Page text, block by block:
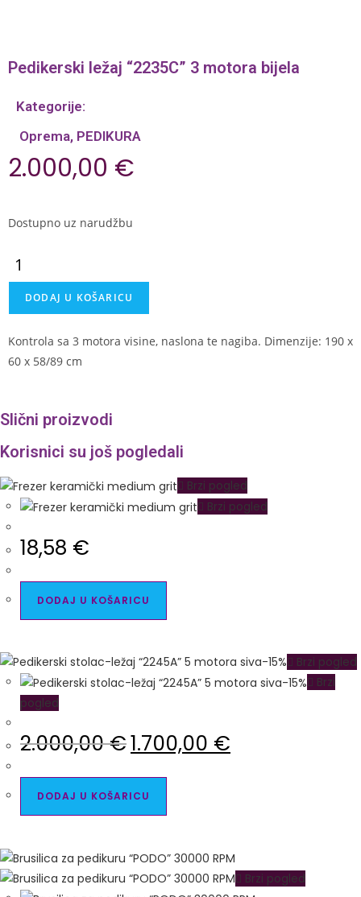
Pedikerski ležaj “2235C” 3 motora bijela
Kategorije:
Oprema, PEDIKURA
2.000,00 €
Dostupno uz narudžbu
DODAJ U KOŠARICU
Kontrola sa 3 motora visine, naslona te nagiba. Dimenzije: 190 x
60 x 58/89 cm
Slični proizvodi
Korisnici su još pogledali
Brzi pogled
Brzi pogled
18,58 €
DODAJ U KOŠARICU
Brzi pogled
Brzi
pogled
2.000,00€1.700,00 €
DODAJ U KOŠARICU
Brzi pogled